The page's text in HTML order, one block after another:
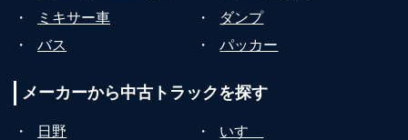
・
ミキサー車 ・
ダンプ
・
バス ・ パッカー
メーカーから中古トラックを探す
・ 日野 ・
いすゞ